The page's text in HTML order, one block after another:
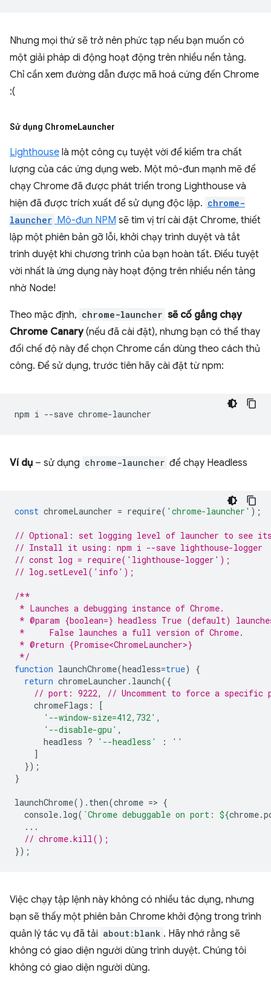
Nhưng mọi thứ sẽ trở nên phức tạp nếu bạn muốn có
một giải pháp di động hoạt động trên nhiều nền tảng.
Chỉ cần xem đường dẫn được mã hoá cứng đến Chrome
:(
Sử dụng ChromeLauncher
Lighthouse là một công cụ tuyệt vời để kiểm tra chất
lượng của các ứng dụng web. Một mô-đun mạnh mẽ để
chạy Chrome đã được phát triển trong Lighthouse và
hiện đã được trích xuất để sử dụng độc lập. chrome-
launcher Mô-đun NPM sẽ tìm vị trí cài đặt Chrome, thiết
lập một phiên bản gỡ lỗi, khởi chạy trình duyệt và tắt
trình duyệt khi chương trình của bạn hoàn tất. Điều tuyệt
vời nhất là ứng dụng này hoạt động trên nhiều nền tảng
nhờ Node!
Theo mặc định, chrome-launcher sẽ cố gắng chạy
Chrome Canary(nếu đã cài đặt), nhưng bạn có thể thay
đổi chế độ này để chọn Chrome cần dùng theo cách thủ
công. Để sử dụng, trước tiên hãy cài đặt từ npm:
npm i --save
Ví dụ – sử dụng chrome-launcher để chạy Headless
const chromeLauncher = require( 'chrome-launcher' );
// Optional: set logging level of launcher to see
// Install it using: npm i --save lighthouse-logger
// const log = require('lighthouse-logger');
// log.setLevel('info');
/**
* Launches a debugging instance of Chrome.
* @param {boolean=} headless True (default)
*     False launches a full version of Chrome.
* @return {Promise<ChromeLauncher>}
*/
function launchChrome(headless=true)
{
return chromeLauncher . launch({
// port: 9222, // Uncomment to force a specific
chromeFlags :
[
'--window-size=412,732' ,
'--disable-gpu' ,
headless ? '--headless' :
''
]
});
}
launchChrome(). then(chrome => {
console. log( `Chrome debuggable on port: ${chrome.
...
// chrome.kill();
});
Việc chạy tập lệnh này không có nhiều tác dụng, nhưng
bạn sẽ thấy một phiên bản Chrome khởi động trong trình
quản lý tác vụ đã tải about:blank . Hãy nhớ rằng sẽ
không có giao diện người dùng trình duyệt. Chúng tôi
không có giao diện người dùng.